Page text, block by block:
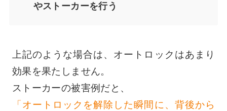
やストーカーを行う
上記のような場合は、オートロックはあまり
効果を果たしません。
ストーカーの被害例だと、
「オートロックを解除した瞬間に、背後から